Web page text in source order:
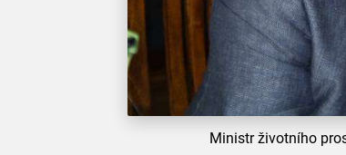
Ministr životního